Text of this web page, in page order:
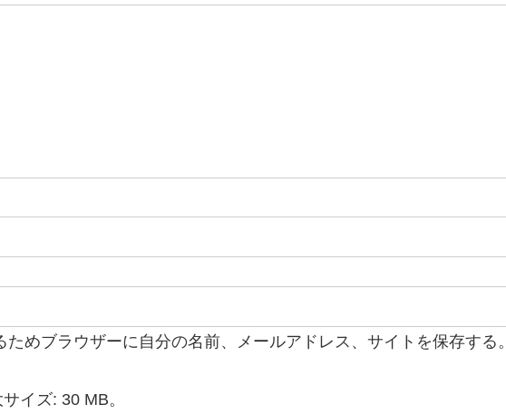
めブラウザーに自分の名前、メールアドレス、サイトを保存する。
イズ: 30 MB。